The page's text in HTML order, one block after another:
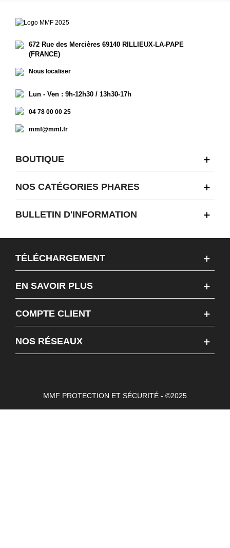
672 Rue des Mercières 69140 RILLIEUX-LA-PAPE
(FRANCE)
Nous localiser
Lun - Ven : 9h-12h30 / 13h30-17h
04 78 00 00 25
mmf@mmf.fr
BOUTIQUE
NOS CATÉGORIES PHARES
BULLETIN D'INFORMATION
TÉLÉCHARGEMENT
EN SAVOIR PLUS
COMPTE CLIENT
NOS RÉSEAUX
MMF PROTECTION ET SÉCURITÉ - ©2025